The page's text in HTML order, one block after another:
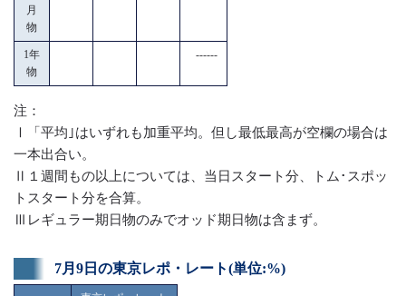
月
物
1年
物
------
注：
Ⅰ「平均｣はいずれも加重平均。但し最低最高が空欄の場合は
一本出合い。
Ⅱ１週間もの以上については、当日スタート分、トム･スポッ
トスタート分を合算。
Ⅲレギュラー期日物のみでオッド期日物は含まず。
7月9日の東京レポ・レート(単位:%)